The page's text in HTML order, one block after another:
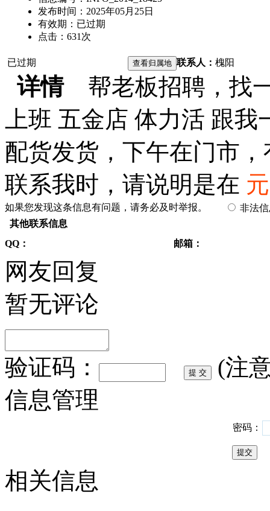
发布时间： 2025年05月25日
有效期： 已过期
点击： 631 次
已过期 联系人： 槐阳
详情
帮老板招聘，找
上班 五金店 体力活 跟
配货发货，下午在门市
联系我时，请说明是在
如果您发现这条信息有问题，请务必及时举报。
非法
其他联系信息
QQ：
邮箱：
网友回复
暂无评论
验证码：
(注
信息管理
密码：
相关信息